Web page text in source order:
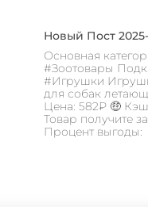
Новый Пост 2025-
Основная
#Зоотовары
#Игрушки
для собак
Цена: 582₽ 🤑
Товар получите
Процент выгоды: